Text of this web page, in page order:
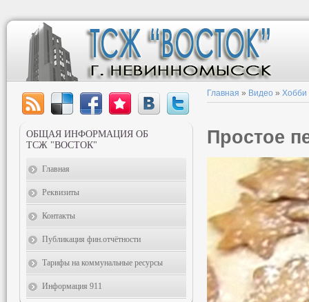
Главная » Видео » Хобби
Простое
ОБЩАЯ ИНФОРМАЦИЯ ОБ
ТСЖ "ВОСТОК"
Главная
Реквизиты
Контакты
Публикация фин.отчётности
Тарифы на коммунальные ресурсы
Информация 911